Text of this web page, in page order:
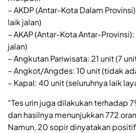
– AKDP (Antar-Kota Dalam
laik jalan)
– AKAP (Antar-Kota Antar-
jalan)
– Angkutan Pariwisata: 21 unit (7
– Angkot/Angdes: 10 unit (tidak
– Kapal: 40 unit (seluruhnya laik
“Tes urin juga dilakukan terhadap
dan hasilnya menunjukkan 772
Namun, 20 sopir dinyatakan